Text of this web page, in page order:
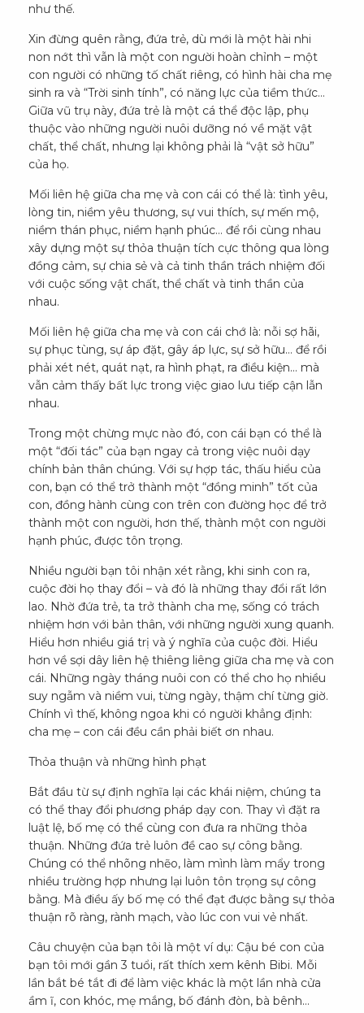
như thế.
Xin đừng quên rằng, đứa trẻ, dù mới là một hài nhi
non nớt thì vẫn là một con người hoàn chỉnh – một
con người có những tố chất riêng, có hình hài cha mẹ
sinh ra và “Trời sinh tính”, có năng lực của tiềm thức…
Giữa vũ trụ này, đứa trẻ là một cá thể độc lập, phụ
thuộc vào những người nuôi dưỡng nó về mặt vật
chất, thể chất, nhưng lại không phải là “vật sở hữu”
của họ.
Mối liên hệ giữa cha mẹ và con cái có thể là: tình yêu,
lòng tin, niềm yêu thương, sự vui thích, sự mến mộ,
niềm thán phục, niềm hạnh phúc… để rồi cùng nhau
xây dựng một sự thỏa thuận tích cực thông qua lòng
đồng cảm, sự chia sẻ và cả tinh thần trách nhiệm đối
với cuộc sống vật chất, thể chất và tinh thần của
nhau.
Mối liên hệ giữa cha mẹ và con cái chớ là: nỗi sợ hãi,
sự phục tùng, sự áp đặt, gây áp lực, sự sở hữu… để rồi
phải xét nét, quát nạt, ra hình phạt, ra điều kiện… mà
vẫn cảm thấy bất lực trong việc giao lưu tiếp cận lẫn
nhau.
Trong một chừng mực nào đó, con cái bạn có thể là
một “đối tác” của bạn ngay cả trong việc nuôi dạy
chính bản thân chúng. Với sự hợp tác, thấu hiểu của
con, bạn có thể trở thành một “đồng minh” tốt của
con, đồng hành cùng con trên con đường học để trở
thành một con người, hơn thế, thành một con người
hạnh phúc, được tôn trọng.
Nhiều người bạn tôi nhận xét rằng, khi sinh con ra,
cuộc đời họ thay đổi – và đó là những thay đổi rất lớn
lao. Nhờ đứa trẻ, ta trở thành cha mẹ, sống có trách
nhiệm hơn với bản thân, với những người xung quanh.
Hiểu hơn nhiều giá trị và ý nghĩa của cuộc đời. Hiểu
hơn về sợi dây liên hệ thiêng liêng giữa cha mẹ và con
cái. Những ngày tháng nuôi con có thể cho họ nhiều
suy ngẫm và niềm vui, từng ngày, thậm chí từng giờ.
Chính vì thế, không ngoa khi có người khẳng định:
cha mẹ – con cái đều cần phải biết ơn nhau.
Thỏa thuận và những hình phạt
Bắt đầu từ sự định nghĩa lại các khái niệm, chúng ta
có thể thay đổi phương pháp dạy con. Thay vì đặt ra
luật lệ, bố mẹ có thể cùng con đưa ra những thỏa
thuận. Những đứa trẻ luôn đề cao sự công bằng.
Chúng có thể nhõng nhẽo, làm mình làm mẩy trong
nhiều trường hợp nhưng lại luôn tôn trọng sự công
bằng. Mà điều ấy bố mẹ có thể đạt được bằng sự thỏa
thuận rõ ràng, rành mạch, vào lúc con vui vẻ nhất.
Câu chuyện của bạn tôi là một ví dụ: Cậu bé con của
bạn tôi mới gần 3 tuổi, rất thích xem kênh Bibi. Mỗi
lần bắt bé tắt đi để làm việc khác là một lần nhà cửa
ầm ĩ, con khóc, mẹ mắng, bố đánh đòn, bà bênh…